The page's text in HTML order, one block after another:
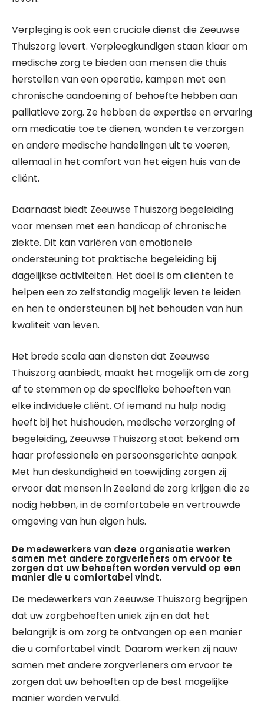
Verpleging is ook een cruciale dienst die Zeeuwse
Thuiszorg levert. Verpleegkundigen staan klaar om
medische zorg te bieden aan mensen die thuis
herstellen van een operatie, kampen met een
chronische aandoening of behoefte hebben aan
palliatieve zorg. Ze hebben de expertise en ervaring
om medicatie toe te dienen, wonden te verzorgen
en andere medische handelingen uit te voeren,
allemaal in het comfort van het eigen huis van de
cliënt.
Daarnaast biedt Zeeuwse Thuiszorg begeleiding
voor mensen met een handicap of chronische
ziekte. Dit kan variëren van emotionele
ondersteuning tot praktische begeleiding bij
dagelijkse activiteiten. Het doel is om cliënten te
helpen een zo zelfstandig mogelijk leven te leiden
en hen te ondersteunen bij het behouden van hun
kwaliteit van leven.
Het brede scala aan diensten dat Zeeuwse
Thuiszorg aanbiedt, maakt het mogelijk om de zorg
af te stemmen op de specifieke behoeften van
elke individuele cliënt. Of iemand nu hulp nodig
heeft bij het huishouden, medische verzorging of
begeleiding, Zeeuwse Thuiszorg staat bekend om
haar professionele en persoonsgerichte aanpak.
Met hun deskundigheid en toewijding zorgen zij
ervoor dat mensen in Zeeland de zorg krijgen die ze
nodig hebben, in de comfortabele en vertrouwde
omgeving van hun eigen huis.
De medewerkers van deze organisatie werken
samen met andere zorgverleners om ervoor te
zorgen dat uw behoeften worden vervuld op een
manier die u comfortabel vindt.
De medewerkers van Zeeuwse Thuiszorg begrijpen
dat uw zorgbehoeften uniek zijn en dat het
belangrijk is om zorg te ontvangen op een manier
die u comfortabel vindt. Daarom werken zij nauw
samen met andere zorgverleners om ervoor te
zorgen dat uw behoeften op de best mogelijke
manier worden vervuld.